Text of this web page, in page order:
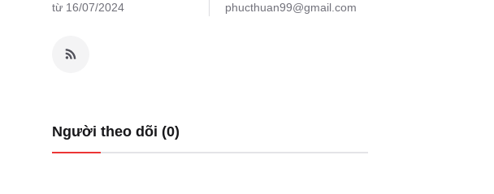
từ 16/07/2024
phucthuan99@gmail.com
Người theo dõi (0)